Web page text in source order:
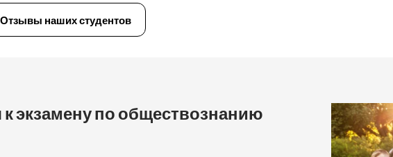
Отзывы наших студентов
к экзамену по обществознанию